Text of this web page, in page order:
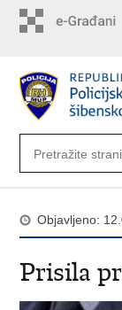
Objavljeno:
Prisila